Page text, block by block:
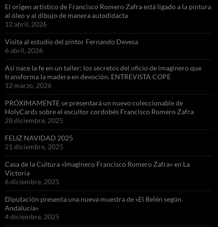
El origen artístico de Francisco Romero Zafra está ligado a la pintura
al óleo y al dibujo de manera autodidacta
12 abril, 2026
Visita al estudio del pintor Fernando Devesa
6 abril, 2026
Así nace la fe en un taller: los secretos del oficio de imaginero que
transforma la madera en devoción. ENTREVISTA COPE
12 marzo, 2026
PRÓXIMAMENTE se presentará un nuevo coleccionable de
HolyCards sobre el escultor cordobés Francisco Romero Zafra
28 diciembre, 2025
FELIZ NAVIDAD 2025
21 diciembre, 2025
Casa de la Cultura «Imaginero Francisco Romero Zafra» en La
Victoria
6 diciembre, 2025
Diputación presenta una nueva muestra de «El Belén según
Andalucía»
4 diciembre, 2025